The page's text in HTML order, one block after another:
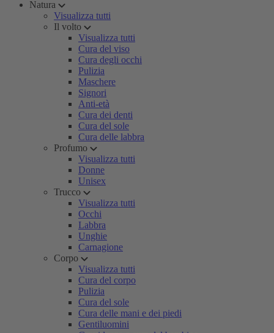
Natura
Visualizza tutti
Il volto
Visualizza tutti
Cura del viso
Cura degli occhi
Pulizia
Maschere
Signori
Anti-età
Cura dei denti
Cura del sole
Cura delle labbra
Profumo
Visualizza tutti
Donne
Unisex
Trucco
Visualizza tutti
Occhi
Labbra
Unghie
Carnagione
Corpo
Visualizza tutti
Cura del corpo
Pulizia
Cura del sole
Cura delle mani e dei piedi
Gentiluomini